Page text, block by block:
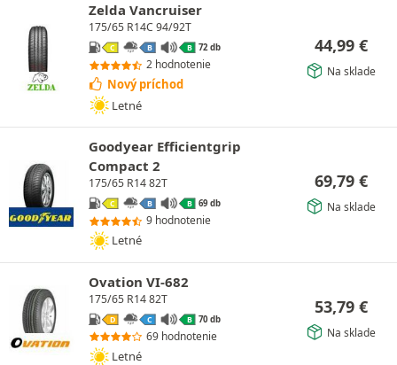
Zelda Vancruiser
175/65 R14C 94/92T
C B B 72 db
2 hodnotenie
Nový príchod
Letné
44,99 €
Na sklade
Goodyear Efficientgrip
Compact 2
175/65 R14 82T
C B B 69 db
9 hodnotenie
Letné
69,79 €
Na sklade
Ovation VI-682
175/65 R14 82T
D C B 70 db
69 hodnotenie
Letné
53,79 €
Na sklade